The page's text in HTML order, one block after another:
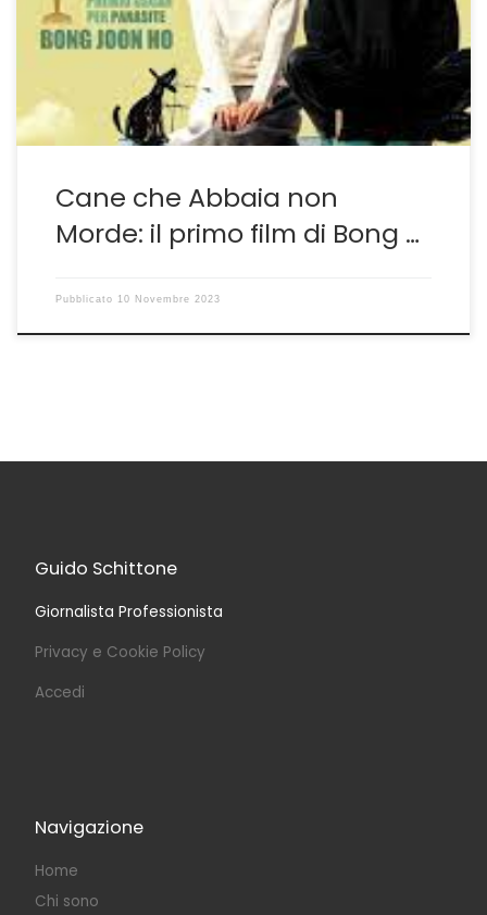
diciannove di Parasite-Sembra Goldoni ma è Parasite,
perfetto congegno ad orologeria che smaschera
un’intera società– Bong Joon-ho aveva già le idee
precise. Per questo […]
Cane che Abbaia non
Morde: il primo film di Bong …
Pubblicato 10 Novembre 2023
Guido Schittone
Giornalista Professionista
Privacy e Cookie Policy
Accedi
Navigazione
Home
Chi sono